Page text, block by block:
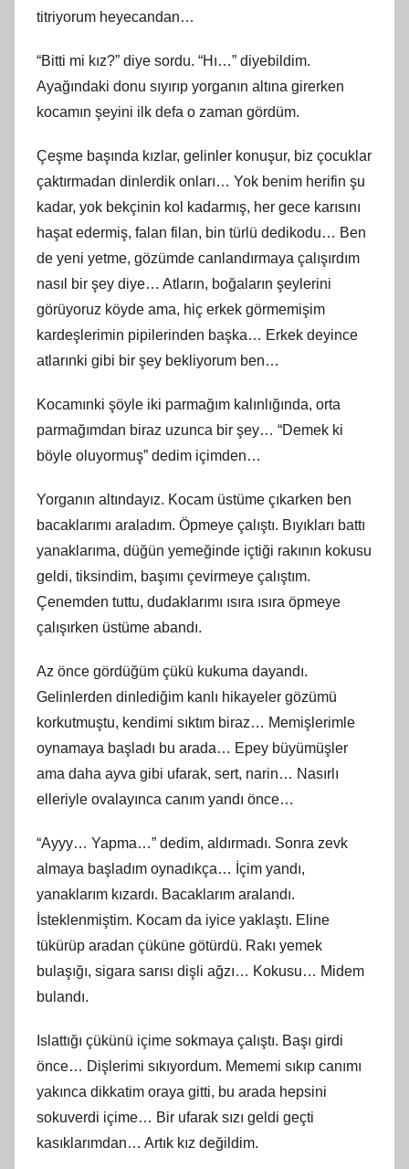
titriyorum heyecandan…
“Bitti mi kız?” diye sordu. “Hı…” diyebildim.
Ayağındaki donu sıyırıp yorganın altına girerken
kocamın şeyini ilk defa o zaman gördüm.
Çeşme başında kızlar, gelinler konuşur, biz çocuklar
çaktırmadan dinlerdik onları… Yok benim herifin şu
kadar, yok bekçinin kol kadarmış, her gece karısını
haşat edermiş, falan filan, bin türlü dedikodu… Ben
de yeni yetme, gözümde canlandırmaya çalışırdım
nasıl bir şey diye… Atların, boğaların şeylerini
görüyoruz köyde ama, hiç erkek görmemişim
kardeşlerimin pipilerinden başka… Erkek deyince
atlarınki gibi bir şey bekliyorum ben…
Kocamınki şöyle iki parmağım kalınlığında, orta
parmağımdan biraz uzunca bir şey… “Demek ki
böyle oluyormuş” dedim içimden…
Yorganın altındayız. Kocam üstüme çıkarken ben
bacaklarımı araladım. Öpmeye çalıştı. Bıyıkları battı
yanaklarıma, düğün yemeğinde içtiği rakının kokusu
geldi, tiksindim, başımı çevirmeye çalıştım.
Çenemden tuttu, dudaklarımı ısıra ısıra öpmeye
çalışırken üstüme abandı.
Az önce gördüğüm çükü kukuma dayandı.
Gelinlerden dinlediğim kanlı hikayeler gözümü
korkutmuştu, kendimi sıktım biraz… Memişlerimle
oynamaya başladı bu arada… Epey büyümüşler
ama daha ayva gibi ufarak, sert, narin… Nasırlı
elleriyle ovalayınca canım yandı önce…
“Ayyy… Yapma…” dedim, aldırmadı. Sonra zevk
almaya başladım oynadıkça… İçim yandı,
yanaklarım kızardı. Bacaklarım aralandı.
İsteklenmiştim. Kocam da iyice yaklaştı. Eline
tükürüp aradan çüküne götürdü. Rakı yemek
bulaşığı, sigara sarısı dişli ağzı… Kokusu… Midem
bulandı.
Islattığı çükünü içime sokmaya çalıştı. Başı girdi
önce… Dişlerimi sıkıyordum. Mememi sıkıp canımı
yakınca dikkatim oraya gitti, bu arada hepsini
sokuverdi içime… Bir ufarak sızı geldi geçti
kasıklarımdan… Artık kız değildim.